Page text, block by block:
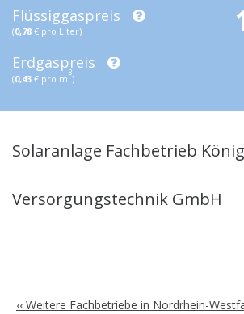
Flüssiggaspreis
(0,78 € pro Liter)
Erdgaspreis
(0,43 € pro m
3
)
Solaranlage Fachbetrieb
Versorgungstechnik GmbH
‹‹ Weitere Fachbetriebe in Nordrhein-